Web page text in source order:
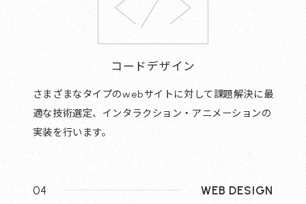
コードデザイン
さまざまなタイプのwebサイトに対して課題解決に最
適な技術選定、インタラクション・アニメーションの
実装を行います。
04 WEB DESIGN